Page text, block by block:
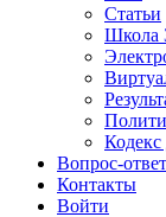
Статьи
Школа
Кодекс
Вопрос-ответ
Контакты
Войти